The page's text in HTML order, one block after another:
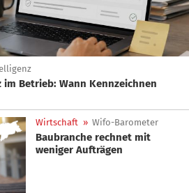
Wirtschaft » Wifo-Barometer
Baubranche rechnet mit
weniger Aufträgen